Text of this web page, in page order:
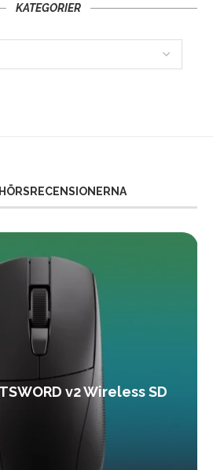
KATEGORIER
v2 Wireless SD